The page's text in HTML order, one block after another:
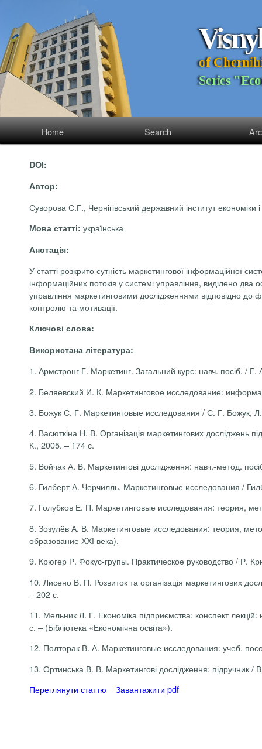
Visny
of Chernih
Series "Eco
Home Search
DOI:
Автор:
Суворова С.Г., Чернігівський державний інститут економіки
Мова статті: українська
Анотація:
У статті розкрито сутність маркетингової інформаційної
інформаційних потоків у системі управління, виділено
управління маркетинговими дослідженнями відповідно до
контролю та мотивації.
Ключові слова:
Використана література:
1. Армстронг Г. Маркетинг. Загальний курс: навч. посіб. /
2. Беляевский И. К. Маркетинговое исследование:
3. Божук С. Г. Маркетинговые исследования / С. Г. Божук,
4. Васюткіна Н. В. Організація маркетингових досліджень
К., 2005. – 174 с.
5. Войчак А. В. Маркетингові дослідження: навч.-метод.
6. Гилберт А. Черчилль. Маркетинговые исследования /
7. Голубков Е. П. Маркетинговые исследования: теория,
8. Зозулёв А. В. Маркетинговые исследования: теория,
образование ХХІ века).
9. Крюгер Р. Фокус-групы. Практическое руководство / Р.
10. Лисено В. П. Розвиток та організація маркетингових
– 202 с.
11. Мельник Л. Г. Економіка підприємства: конспект
с. – (Бібліотека «Економічна освіта»).
12. Полторак В. А. Маркетинговые исследования: учеб.
13. Ортинська В. В. Маркетингові дослідження:
Переглянути статтю
Завантажити pdf